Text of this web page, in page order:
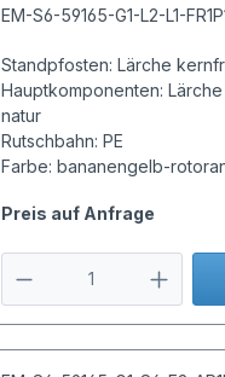
EM-S6-59165-G1-L2-L1-
Standpfosten: Lärche
Hauptkomponenten: Lärche
natur
Rutschbahn: PE
Farbe: bananengelb-
Preis auf Anfrage